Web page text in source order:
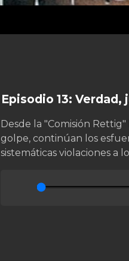
Episodio 13:
Desde la "Comisión
golpe, continúan los
sistemáticas violaciones a